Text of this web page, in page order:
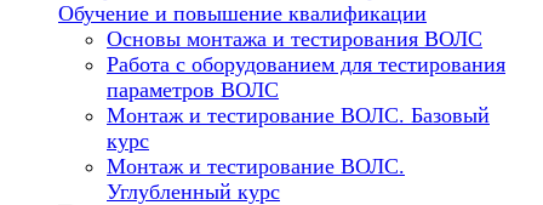
Обучение и повышение квалификации
Основы монтажа и тестирования ВОЛС
Работа с оборудованием для тестирования
параметров ВОЛС
Монтаж и тестирование ВОЛС. Базовый
курс
Монтаж и тестирование ВОЛС.
Углубленный курс